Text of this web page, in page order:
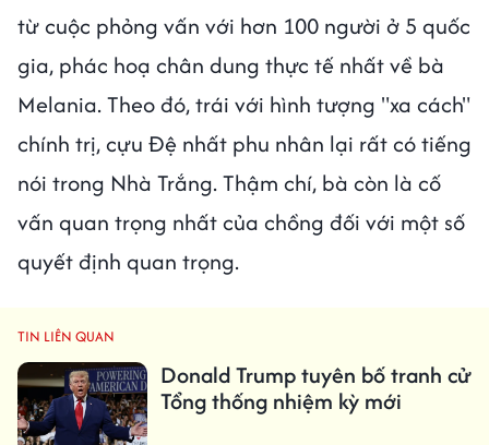
từ cuộc phỏng vấn với hơn 100 người ở 5 quốc
gia, phác hoạ chân dung thực tế nhất về bà
Melania. Theo đó, trái với hình tượng "xa cách"
chính trị, cựu Đệ nhất phu nhân lại rất có tiếng
nói trong Nhà Trắng. Thậm chí, bà còn là cố
vấn quan trọng nhất của chồng đối với một số
quyết định quan trọng.
TIN LIÊN QUAN
Donald Trump tuyên bố tranh cử
Tổng thống nhiệm kỳ mới